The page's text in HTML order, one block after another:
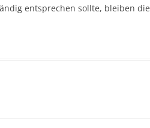
entsprechen sollte, bleiben die